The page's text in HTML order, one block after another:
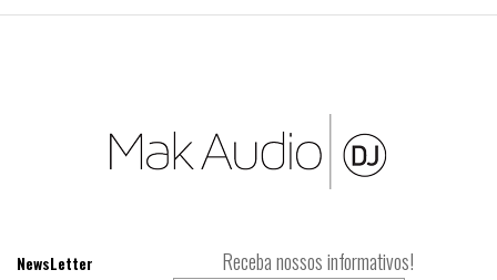
NewsLetter Receba nossos informativos!